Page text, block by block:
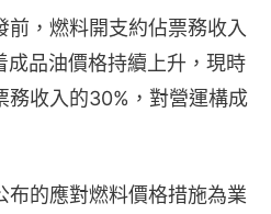
，燃料開支約佔票務收入
成品油價格持續上升，現時
務收入的30%，對營運構成
布的應對燃料價格措施為業